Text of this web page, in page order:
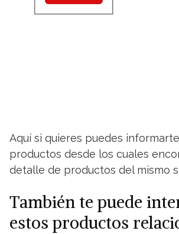
Aquí si quieres puedes
productos desde los cuales
detalle de productos del mismo
También te puede
estos productos